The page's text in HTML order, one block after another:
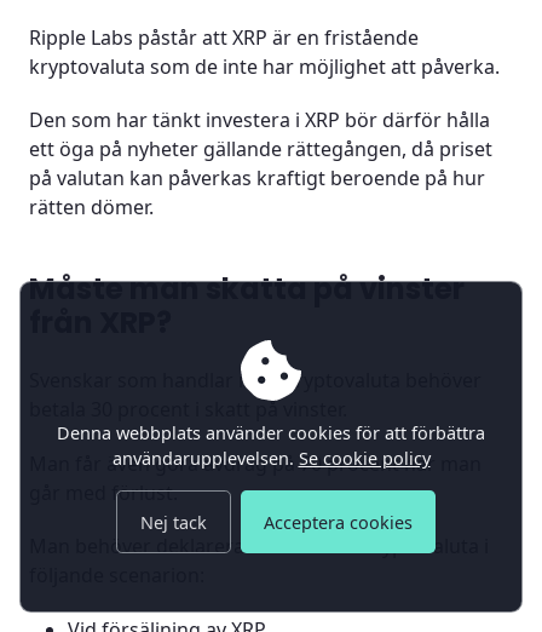
Ripple Labs påstår att XRP är en fristående
kryptovaluta som de inte har möjlighet att påverka.
Den som har tänkt investera i XRP bör därför hålla
ett öga på nyheter gällande rättegången, då priset
på valutan kan påverkas kraftigt beroende på hur
rätten dömer.
Måste man skatta på vinster
Svenskar som handlar med kryptovaluta behöver
betala 30 procent i skatt på vinster.
Man får även göra avdrag på 70 procent när man
går med förlust.
Man behöver deklarera handel med kryptovaluta i
Denna webbplats använder cookies för att förbättra
användarupplevelsen. Se cookie policy
Nej tack Acceptera cookies